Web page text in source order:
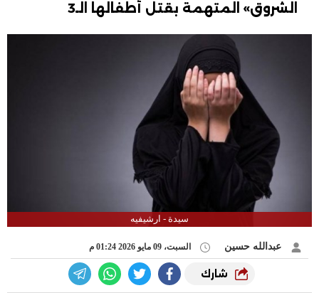
الشروق» المتهمة بقتل أطفالها الـ3
سيدة - ارشيفيه
عبدالله حسين السبت، 09 مايو 2026 01:24 م
شارك